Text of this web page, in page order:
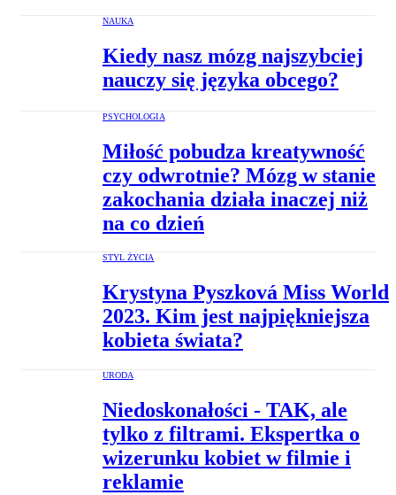
NAUKA
Kiedy nasz mózg najszybciej
nauczy się języka obcego?
PSYCHOLOGIA
Miłość pobudza kreatywność
czy odwrotnie? Mózg w stanie
zakochania działa inaczej niż
na co dzień
STYL ŻYCIA
Krystyna Pyszková Miss World
2023. Kim jest najpiękniejsza
kobieta świata?
URODA
Niedoskonałości - TAK, ale
tylko z filtrami. Ekspertka o
wizerunku kobiet w filmie i
reklamie